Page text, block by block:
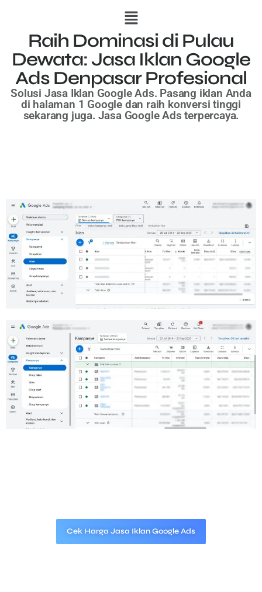
Raih Dominasi di Pulau
Dewata: Jasa Iklan Google
Ads Denpasar Profesional
Solusi Jasa Iklan Google Ads. Pasang iklan Anda
di halaman 1 Google dan raih konversi tinggi
sekarang juga. Jasa Google Ads terpercaya.
Cek Harga Jasa Iklan Google Ads